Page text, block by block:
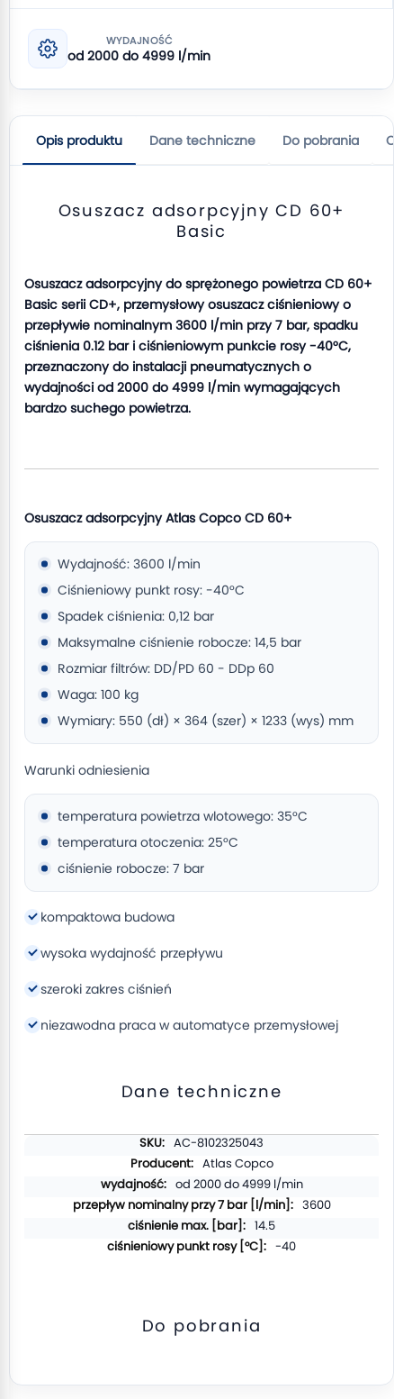
WYDAJNOŚĆ
od 2000 do 4999 l/min
Opis produktu Dane techniczne Do pobrania
Osuszacz adsorpcyjny CD 60+
Basic
Osuszacz adsorpcyjny do sprężonego powietrza CD 60+
Basic serii CD+, przemysłowy osuszacz ciśnieniowy o
przepływie nominalnym 3600 l/min przy 7 bar, spadku
ciśnienia 0.12 bar i ciśnieniowym punkcie rosy -40°C,
przeznaczony do instalacji pneumatycznych o
wydajności od 2000 do 4999 l/min wymagających
bardzo suchego powietrza.
Osuszacz adsorpcyjny Atlas Copco CD 60+
Wydajność: 3600 l/min
Ciśnieniowy punkt rosy: -40°C
Spadek ciśnienia: 0,12 bar
Maksymalne ciśnienie robocze: 14,5 bar
Rozmiar filtrów: DD/PD 60 - DDp 60
Waga: 100 kg
Wymiary: 550 (dł) × 364 (szer) × 1233 (wys) mm
Warunki odniesienia
temperatura powietrza wlotowego: 35°C
temperatura otoczenia: 25°C
ciśnienie robocze: 7 bar
kompaktowa budowa
wysoka wydajność przepływu
szeroki zakres ciśnień
niezawodna praca w automatyce przemysłowej
Dane techniczne
AC-8102325043
Atlas Copco
od 2000 do 4999 l/min
3600
14.5
-40
Do pobrania